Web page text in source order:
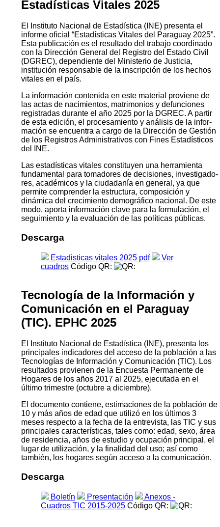
Estadísticas Vitales 2025
El Instituto Nacional de Estadística (INE) presenta el
informe oficial “Estadísticas Vitales del Paraguay 2025”.
Esta publicación es el resultado del trabajo coordinado
con la Dirección General del Registro del Estado Civil
(DGREC), dependiente del Ministerio de Justicia,
institución responsable de la inscripción de los hechos
vitales en el país.
La información contenida en este material proviene de
las actas de nacimientos, matrimonios y defunciones
registradas durante el año 2025 por la DGREC. A partir
de esta edición, el procesamiento y análisis de la infor­
mación se encuentra a cargo de la Dirección de Gestión
de los Registros Administrativos con Fines Estadísticos
del INE.
Las estadísticas vitales constituyen una herramienta
fundamental para tomadores de decisiones, investigado­
res, académicos y la ciudadanía en general, ya que
permite comprender la estructura, composición y
dinámica del crecimiento demográfico nacional. De este
modo, aporta información clave para la formulación, el
segui­miento y la evaluación de las políticas públicas.
Descarga
Estadisticas vitales 2025 pdf
Ver
cuadros Código QR:
Tecnología de la Información y
Comunicación en el Paraguay
(TIC). EPHC 2025
El Instituto Nacional de Estadística (INE), presenta los
principales indicadores del acceso de la población a las
Tecnologías de Información y Comunicación (TIC). Los
resultados provienen de la Encuesta Permanente de
Hogares de los años 2017 al 2025, ejecutada en el
último trimestre (octubre a diciembre).
El documento contiene, estimaciones de la población de
10 y más años de edad que utilizó en los últimos 3
meses respecto a la fecha de la entrevista, las TIC y sus
principales características, tales como: edad, sexo, área
de residencia, años de estudio y ocupación principal, el
lugar de utilización, y la finalidad del uso; así como
también, los hogares según acceso a la comunicación.
Descarga
Boletín Presentación
Anexos -
Cuadros TIC 2015-2025 Código QR: